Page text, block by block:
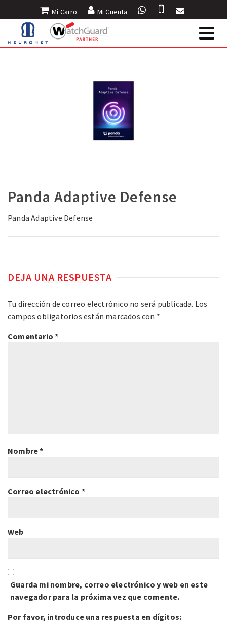
Mi Carro Mi Cuenta
Panda Adaptive Defense
Panda Adaptive Defense
DEJA UNA RESPUESTA
Tu dirección de correo electrónico no será publicada. Los
campos obligatorios están marcados con *
Comentario*
Nombre*
Correo electrónico *
Web
Guarda mi nombre, correo electrónico y web en este
navegador para la próxima vez que comente.
Por favor, introduce una respuesta en dígitos: